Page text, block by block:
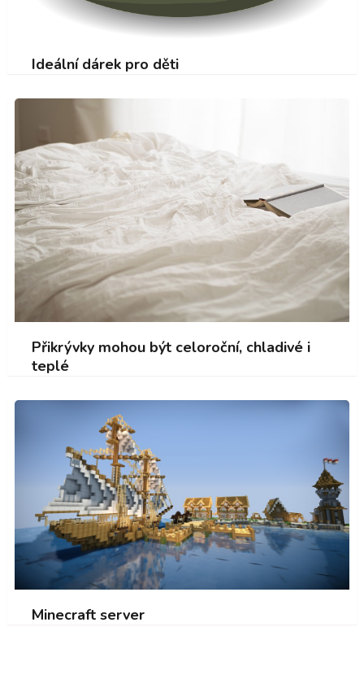
Ideální dárek pro děti
Přikrývky mohou být celoroční, chladivé i
teplé
Minecraft server